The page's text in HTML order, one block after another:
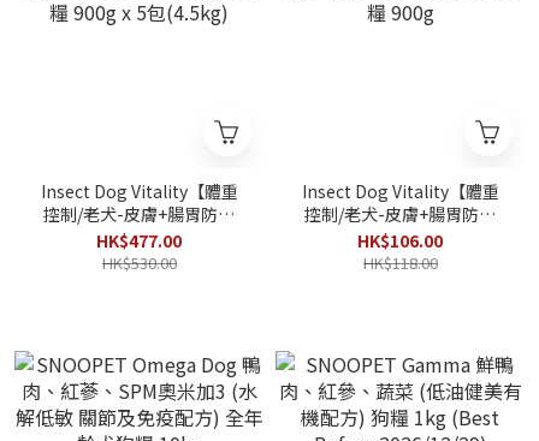
Insect Dog Vitality【體重
控制/老犬-皮膚+腸胃防敏
感】 蟲蟲蛋白+鴨肉 無麩狗
糧 900g x 5包(4.5kg)
HK$477.00
HK$530.00
Insect Dog Vitality【體重
控制/老犬-皮膚+腸胃防敏
感】 蟲蟲蛋白+鴨肉 無麩狗
糧 900g
HK$106.00
HK$118.00